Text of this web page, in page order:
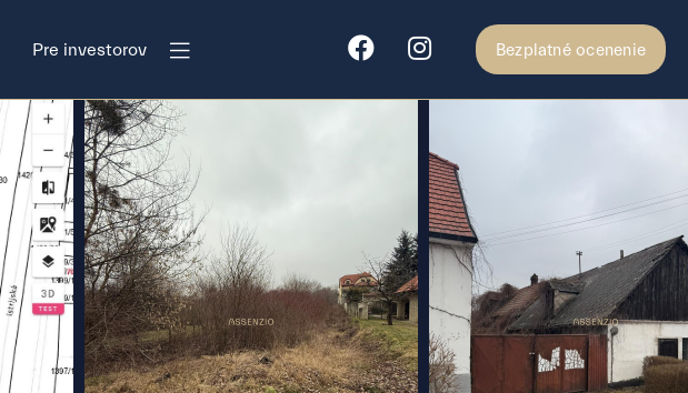
Pre investorov Bezplatné ocenenie